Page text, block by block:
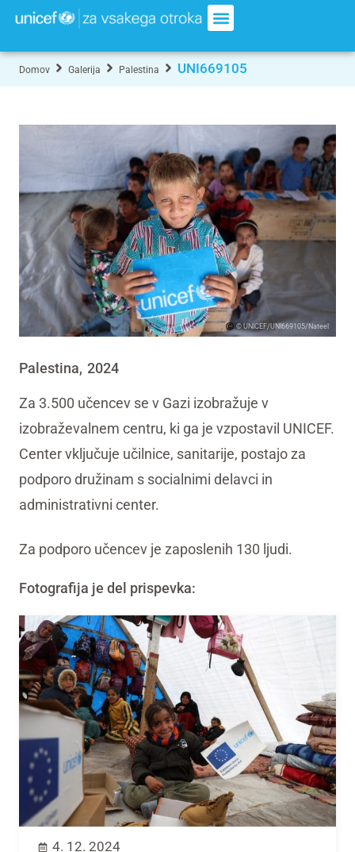
Domov Galerija Palestina UNI669105
© UNICEF/UNI669105/Nateel
Palestina, 2024
Za 3.500 učencev se v Gazi izobražuje v
izobraževalnem centru, ki ga je vzpostavil UNICEF.
Center vključuje učilnice, sanitarije, postajo za
podporo družinam s socialnimi delavci in
administrativni center.
Za podporo učencev je zaposlenih 130 ljudi.
Fotografija je del prispevka:
4. 12. 2024